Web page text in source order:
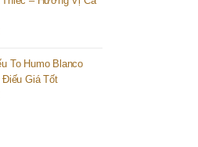
To Humo Blanco
Điếu Giá Tốt